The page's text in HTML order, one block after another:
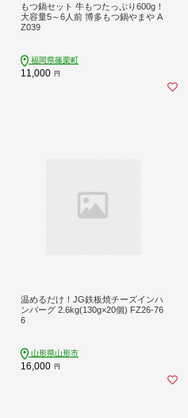
もつ鍋セット 牛もつたっぷり600g！
大容量5～6人前 博多もつ鍋やまや A
Z039
福岡県篠栗町
11,000 円
温めるだけ！JG鉄板焼チーズインハ
ンバーグ 2.6kg(130g×20個) FZ26-76
6
山形県山形市
16,000 円